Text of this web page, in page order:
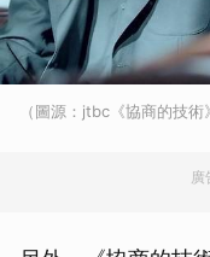
（圖源：jtbc《協商的技術
廣